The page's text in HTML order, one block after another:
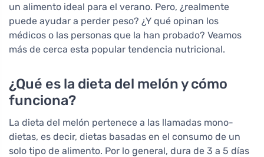
un alimento ideal para el verano. Pero, ¿realmente
puede ayudar a perder peso? ¿Y qué opinan los
médicos o las personas que la han probado? Veamos
más de cerca esta popular tendencia nutricional.
¿Qué es la dieta del melón y cómo
funciona?
La dieta del melón pertenece a las llamadas mono-
dietas, es decir, dietas basadas en el consumo de un
solo tipo de alimento. Por lo general, dura de 3 a 5 días